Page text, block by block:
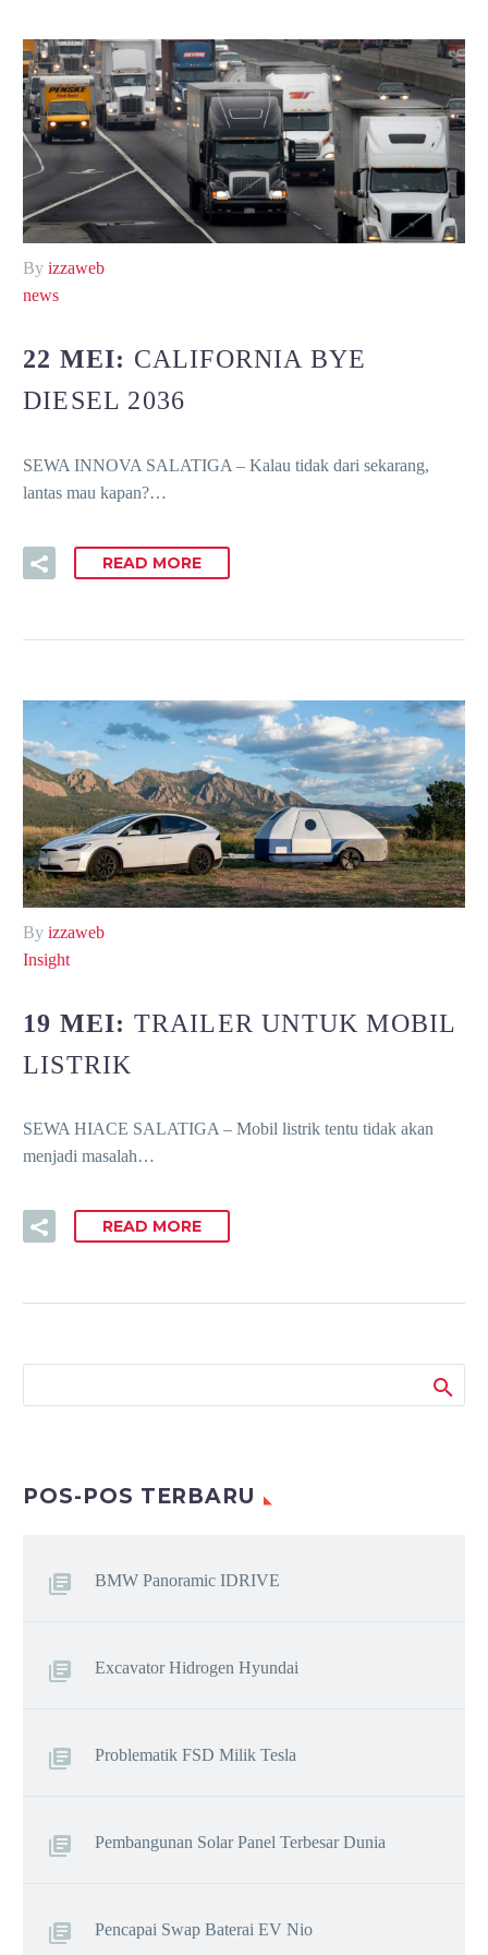
By izzaweb
news
22 MEI: CALIFORNIA BYE
DIESEL 2036
SEWA INNOVA SALATIGA – Kalau tidak dari sekarang,
lantas mau kapan?…
READ MORE
By izzaweb
Insight
19 MEI: TRAILER UNTUK MOBIL
LISTRIK
SEWA HIACE SALATIGA – Mobil listrik tentu tidak akan
menjadi masalah…
READ MORE
POS-POS TERBARU
BMW Panoramic IDRIVE
Excavator Hidrogen Hyundai
Problematik FSD Milik Tesla
Pembangunan Solar Panel Terbesar Dunia
Pencapai Swap Baterai EV Nio